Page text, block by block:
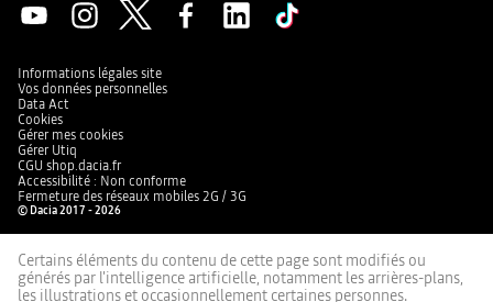
Informations légales site
Vos données personnelles
Data Act
Cookies
Gérer mes cookies
Gérer Utiq
CGU shop.dacia.fr
Accessibilité : Non conforme
Fermeture des réseaux mobiles 2G / 3G
© Dacia 2017 - 2026
Certains éléments du contenu de cette page sont modifiés ou
générés par l'intelligence artificielle, notamment les arrières-plans,
les illustrations et occasionnellement certaines personnes.